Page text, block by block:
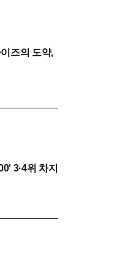
즈의 도약,
3·4위 차지